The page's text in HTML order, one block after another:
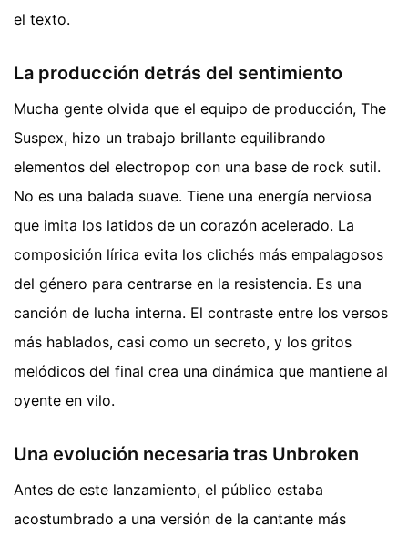
el texto.
La producción detrás del sentimiento
Mucha gente olvida que el equipo de producción, The
Suspex, hizo un trabajo brillante equilibrando
elementos del electropop con una base de rock sutil.
No es una balada suave. Tiene una energía nerviosa
que imita los latidos de un corazón acelerado. La
composición lírica evita los clichés más empalagosos
del género para centrarse en la resistencia. Es una
canción de lucha interna. El contraste entre los versos
más hablados, casi como un secreto, y los gritos
melódicos del final crea una dinámica que mantiene al
oyente en vilo.
Una evolución necesaria tras Unbroken
Antes de este lanzamiento, el público estaba
acostumbrado a una versión de la cantante más